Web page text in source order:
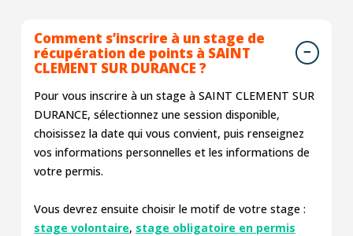
Comment s’inscrire à un stage de
récupération de points à SAINT
CLEMENT SUR DURANCE ?
Pour vous inscrire à un stage à SAINT CLEMENT SUR
DURANCE, sélectionnez une session disponible,
choisissez la date qui vous convient, puis renseignez
vos informations personnelles et les informations de
votre permis.
Vous devrez ensuite choisir le motif de votre stage :
stage volontaire, stage obligatoire en permis